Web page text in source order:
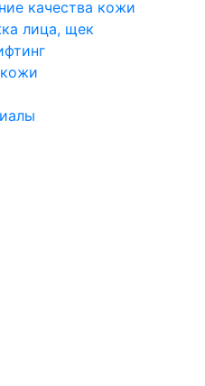
качества кожи
лица, щек